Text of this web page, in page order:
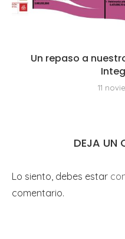
Un repaso a
11
DEJA UN
Lo siento, debes estar
comentario.